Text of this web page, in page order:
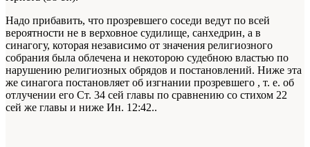
Надо прибавить, что прозревшего соседи ведут по всей
вероятности не в верховное судилище, санхедрин, а в
синагогу, которая независимо от значения религиозного
собрания была облечена и некоторою судебною властью по
нарушению религиозных обрядов и постановлений. Ниже эта
же синагога постановляет об изгнании прозревшего , т. е. об
отлучении его Ст. 34 сей главы по сравнению со стихом 22
сей же главы и ниже Ин. 12:42..